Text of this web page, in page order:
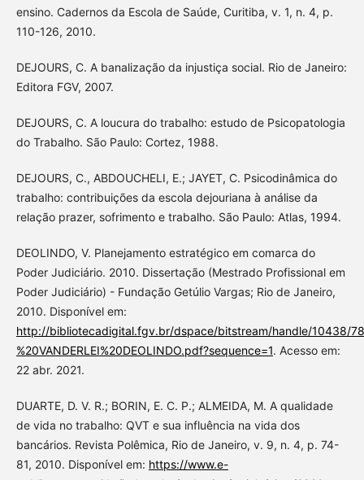
ensino. Cadernos da Escola de Saúde, Curitiba, v. 1, n. 4, p.
110-126, 2010.
DEJOURS, C. A banalização da injustiça social. Rio de Janeiro:
Editora FGV, 2007.
DEJOURS, C. A loucura do trabalho: estudo de Psicopatologia
do Trabalho. São Paulo: Cortez, 1988.
DEJOURS, C., ABDOUCHELI, E.; JAYET, C. Psicodinâmica do
trabalho: contribuições da escola dejouriana à análise da
relação prazer, sofrimento e trabalho. São Paulo: Atlas, 1994.
DEOLINDO, V. Planejamento estratégico em comarca do
Poder Judiciário. 2010. Dissertação (Mestrado Profissional em
Poder Judiciário) - Fundação Getúlio Vargas; Rio de Janeiro,
2010. Disponível em:
http://bibliotecadigital.fgv.br/dspace/bitstream/handle/10438/
%20VANDERLEI%20DEOLINDO.pdf?sequence=1. Acesso em:
22 abr. 2021.
DUARTE, D. V. R.; BORIN, E. C. P.; ALMEIDA, M. A qualidade
de vida no trabalho: QVT e sua influência na vida dos
bancários. Revista Polêmica, Rio de Janeiro, v. 9, n. 4, p. 74-
81, 2010. Disponível em: https://www.e-